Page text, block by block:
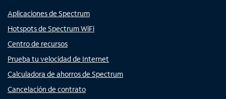
Aplicaciones de Spectrum
Hotspots de Spectrum WiFi
Centro de recursos
Prueba tu velocidad de Internet
Calculadora de ahorros de Spectrum
Cancelación de contrato